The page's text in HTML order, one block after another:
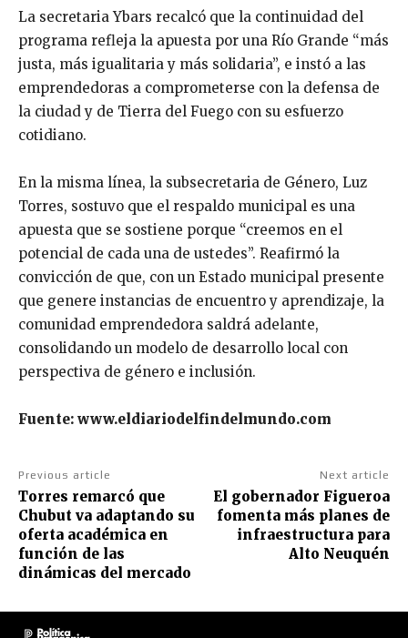
La secretaria Ybars recalcó que la continuidad del
programa refleja la apuesta por una Río Grande “más
justa, más igualitaria y más solidaria”, e instó a las
emprendedoras a comprometerse con la defensa de
la ciudad y de Tierra del Fuego con su esfuerzo
cotidiano.
En la misma línea, la subsecretaria de Género, Luz
Torres, sostuvo que el respaldo municipal es una
apuesta que se sostiene porque “creemos en el
potencial de cada una de ustedes”. Reafirmó la
convicción de que, con un Estado municipal presente
que genere instancias de encuentro y aprendizaje, la
comunidad emprendedora saldrá adelante,
consolidando un modelo de desarrollo local con
perspectiva de género e inclusión.
Fuente: www.eldiariodelfindelmundo.com
Previous article
Torres remarcó que
Chubut va adaptando su
oferta académica en
función de las
dinámicas del mercado
Next article
El gobernador Figueroa
fomenta más planes de
infraestructura para
Alto Neuquén